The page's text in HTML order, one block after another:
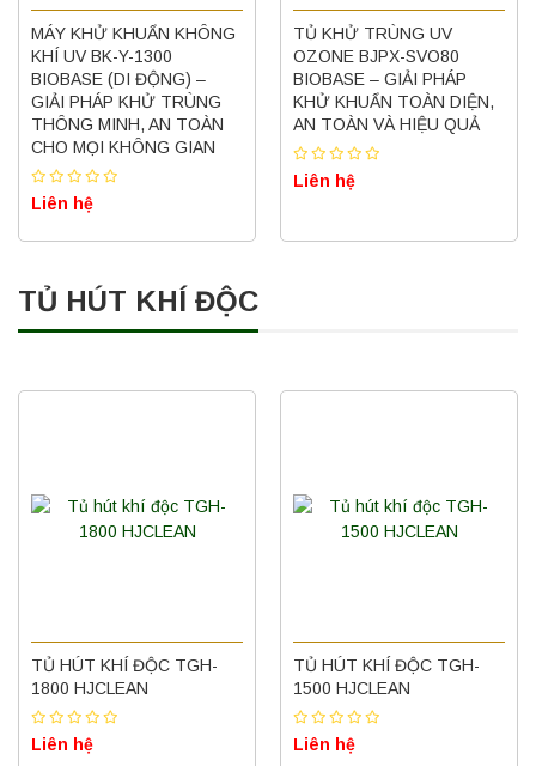
MÁY KHỬ KHUẨN KHÔNG
KHÍ UV BK-Y-1300
BIOBASE (DI ĐỘNG) –
GIẢI PHÁP KHỬ TRÙNG
THÔNG MINH, AN TOÀN
CHO MỌI KHÔNG GIAN
Liên hệ
TỦ KHỬ TRÙNG UV
OZONE BJPX-SVO80
BIOBASE – GIẢI PHÁP
KHỬ KHUẨN TOÀN DIỆN,
AN TOÀN VÀ HIỆU QUẢ
Liên hệ
TỦ HÚT KHÍ ĐỘC
TỦ HÚT KHÍ ĐỘC TGH-
1800 HJCLEAN
Liên hệ
TỦ HÚT KHÍ ĐỘC TGH-
1500 HJCLEAN
Liên hệ